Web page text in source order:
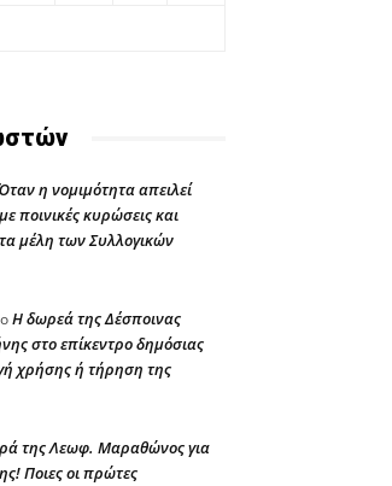
η νομιμότητα απειλεί
ποινικές κυρώσεις και
μέλη των Συλλογικών
Η δωρεά της Δέσποινας
στο επίκεντρο δημόσιας
χρήσης ή τήρηση της
της Λεωφ. Μαραθώνος για
Ποιες οι πρώτες